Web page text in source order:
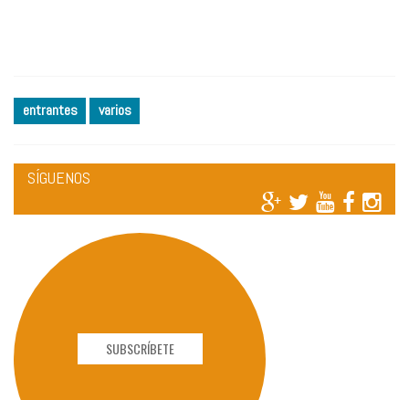
entrantes varios
SÍGUENOS
SUBSCRÍBETE